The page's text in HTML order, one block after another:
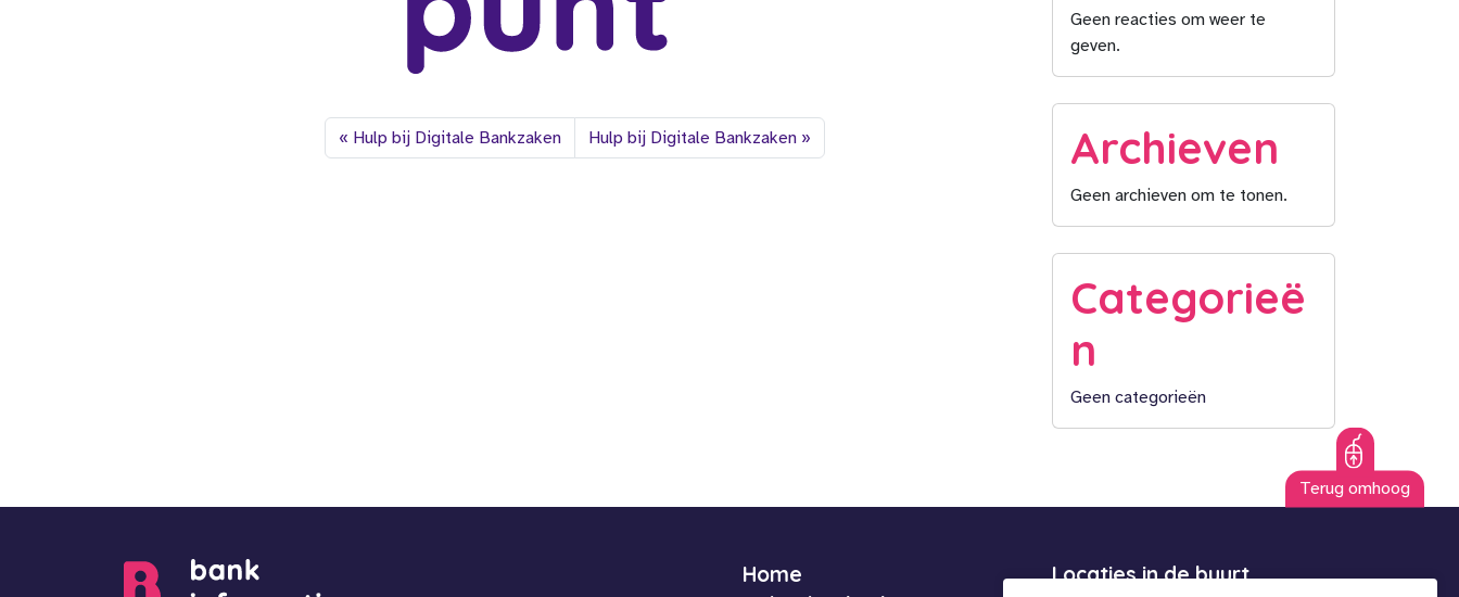
Hulp bij Digitale Bankzaken Hulp bij Digitale Bankzaken
Geen reacties om weer te
geven.
Archieven
Geen archieven om te tonen.
Categorieë
n
Geen categorieën
Terug omhoog
Home
Locaties in de buurt